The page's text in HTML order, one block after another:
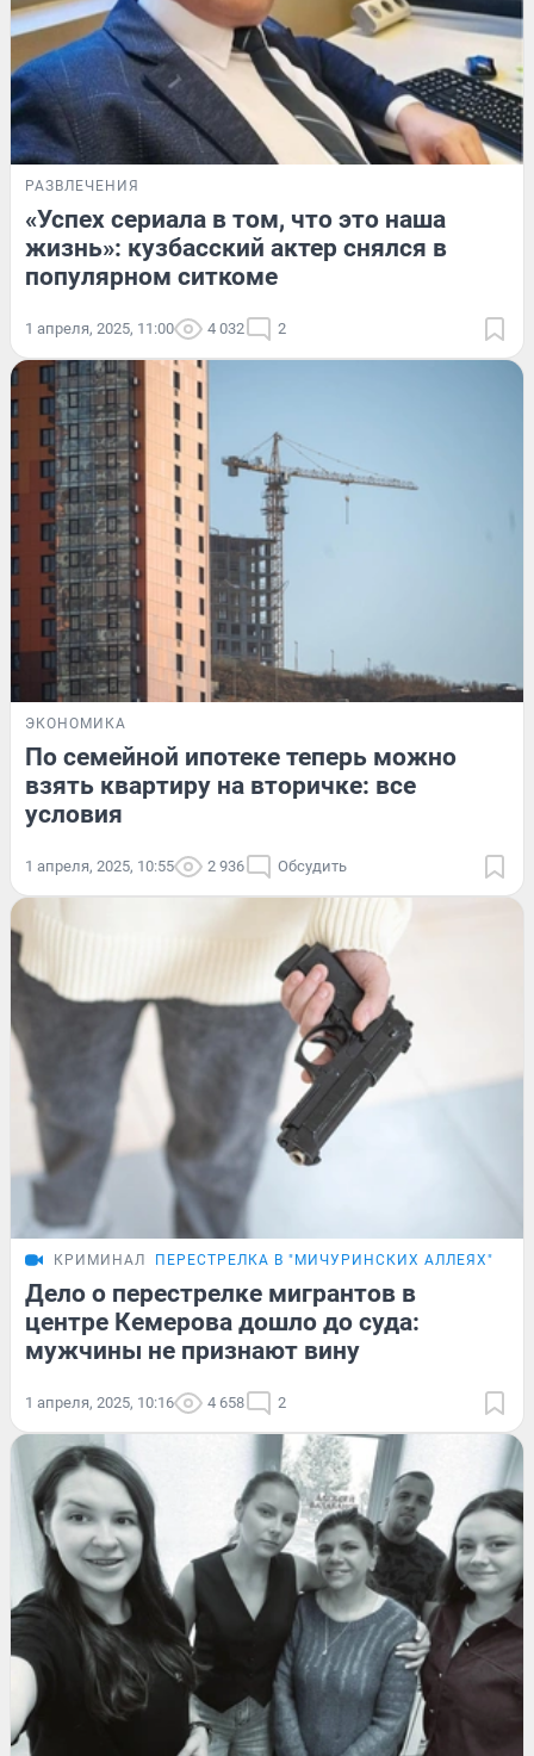
РАЗВЛЕЧЕНИЯ
«Успех сериала в том, что это наша
жизнь»: кузбасский актер снялся в
популярном ситкоме
1 апреля, 2025, 11:00 4 032 2
ЭКОНОМИКА
По семейной ипотеке теперь можно
взять квартиру на вторичке: все
условия
1 апреля, 2025, 10:55 2 936 Обсудить
КРИМИНАЛ ПЕРЕСТРЕЛКА В "МИЧУРИНСКИХ АЛЛЕЯХ"
Дело о перестрелке мигрантов в
центре Кемерова дошло до суда:
мужчины не признают вину
1 апреля, 2025, 10:16 4 658 2